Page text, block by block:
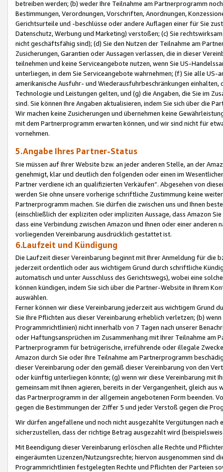
betreiben werden; (b) weder Ihre Teilnahme am Partnerprogramm
Bestimmungen, Verordnungen, Vorschriften, Anordnungen,
Gerichtsurteile und -beschlüsse oder andere Auflagen einer für Sie
Datenschutz, Werbung und Marketing) verstoßen; (c) Sie
nicht geschäftsfähig sind); (d) Sie den Nutzen der Teilnahme am
Zusicherungen, Garantien oder Aussagen verlassen, die in dieser
teilnehmen und keine Serviceangebote nutzen, wenn Sie US-
unterliegen, in dem Sie Serviceangebote wahrnehmen; (f) Sie alle
amerikanische Ausfuhr- und Wiederausfuhrbeschränkungen
Technologie und Leistungen gelten, und (g) die Angaben, die Sie im
sind. Sie können Ihre Angaben aktualisieren, indem Sie sich über die
Wir machen keine Zusicherungen und übernehmen keine
mit dem Partnerprogramm erwarten können, und wir sind nicht für
vornehmen.
5.Angabe Ihres Partner-Status
Sie müssen auf Ihrer Website bzw. an jeder anderen Stelle, an der
genehmigt, klar und deutlich den folgenden oder einen im
Partner verdiene ich an qualifizierten Verkäufen“. Abgesehen von
werden Sie ohne unsere vorherige schriftliche Zustimmung keine
Partnerprogramm machen. Sie dürfen die zwischen uns und Ihnen
(einschließlich der expliziten oder impliziten Aussage, dass Amazon
dass eine Verbindung zwischen Amazon und Ihnen oder einer
vorliegenden Vereinbarung ausdrücklich gestattet ist.
6.Laufzeit und Kündigung
Die Laufzeit dieser Vereinbarung beginnt mit Ihrer Anmeldung für die
jederzeit ordentlich oder aus wichtigem Grund durch schriftliche
automatisch und unter Ausschluss des Gerichtswegs), wobei eine
können kündigen, indem Sie sich über die Partner-Website in Ihrem
auswählen.
Ferner können wir diese Vereinbarung jederzeit aus wichtigem Grund
Sie Ihre Pflichten aus dieser Vereinbarung erheblich verletzen; (b)
Programmrichtlinien) nicht innerhalb von 7 Tagen nach unserer
oder Haftungsansprüchen im Zusammenhang mit Ihrer Teilnahme am
Partnerprogramm für betrügerische, irreführende oder illegale
Amazon durch Sie oder Ihre Teilnahme am Partnerprogramm
dieser Vereinbarung oder den gemäß dieser Vereinbarung von den
oder künftig unterliegen könnte; (g) wenn wir diese Vereinbarung mit
gemeinsam mit Ihnen agieren, bereits in der Vergangenheit, gleich
das Partnerprogramm in der allgemein angebotenen Form beenden.
gegen die Bestimmungen der Ziffer 5 und jeder Verstoß gegen die
Wir dürfen angefallene und noch nicht ausgezahlte Vergütungen
sicherzustellen, dass der richtige Betrag ausgezahlt wird
Mit Beendigung dieser Vereinbarung erlöschen alle Rechte und
eingeräumten Lizenzen/Nutzungsrechte; hiervon ausgenommen sind
Programmrichtlinien festgelegten Rechte und Pflichten der Parteien